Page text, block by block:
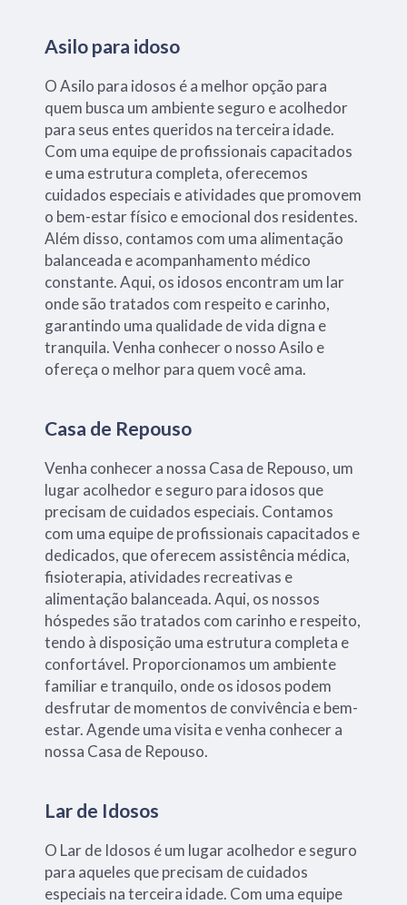
Asilo para idoso
O Asilo para idosos é a melhor opção para
quem busca um ambiente seguro e acolhedor
para seus entes queridos na terceira idade.
Com uma equipe de profissionais capacitados
e uma estrutura completa, oferecemos
cuidados especiais e atividades que promovem
o bem-estar físico e emocional dos residentes.
Além disso, contamos com uma alimentação
balanceada e acompanhamento médico
constante. Aqui, os idosos encontram um lar
onde são tratados com respeito e carinho,
garantindo uma qualidade de vida digna e
tranquila. Venha conhecer o nosso Asilo e
ofereça o melhor para quem você ama.
Casa de Repouso
Venha conhecer a nossa Casa de Repouso, um
lugar acolhedor e seguro para idosos que
precisam de cuidados especiais. Contamos
com uma equipe de profissionais capacitados e
dedicados, que oferecem assistência médica,
fisioterapia, atividades recreativas e
alimentação balanceada. Aqui, os nossos
hóspedes são tratados com carinho e respeito,
tendo à disposição uma estrutura completa e
confortável. Proporcionamos um ambiente
familiar e tranquilo, onde os idosos podem
desfrutar de momentos de convivência e bem-
estar. Agende uma visita e venha conhecer a
nossa Casa de Repouso.
Lar de Idosos
O Lar de Idosos é um lugar acolhedor e seguro
para aqueles que precisam de cuidados
especiais na terceira idade. Com uma equipe